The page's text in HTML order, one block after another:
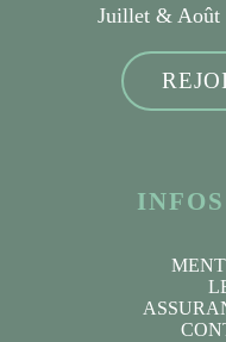
Juillet & Août